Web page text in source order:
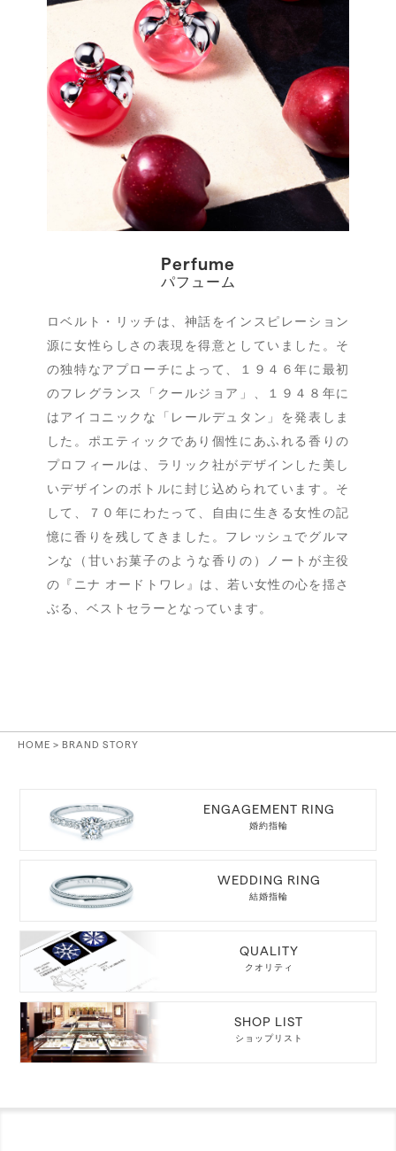
Perfume
パフューム
ロベルト・リッチは、神話をインスピレーション
源に女性らしさの表現を得意としていました。そ
の独特なアプローチによって、１９４６年に最初
のフレグランス「クールジョア」、１９４８年に
はアイコニックな「レールデュタン」を発表しま
した。ポエティックであり個性にあふれる香りの
プロフィールは、ラリック社がデザインした美し
いデザインのボトルに封じ込められています。そ
して、７０年にわたって、自由に生きる女性の記
憶に香りを残してきました。フレッシュでグルマ
ンな（甘いお菓子のような香りの）ノートが主役
の『ニナ オードトワレ』は、若い女性の心を揺さ
ぶる、ベストセラーとなっています。
HOME > BRAND STORY
ENGAGEMENT RING
婚約指輪
WEDDING RING
結婚指輪
QUALITY
クオリティ
SHOP LIST
ショップリスト